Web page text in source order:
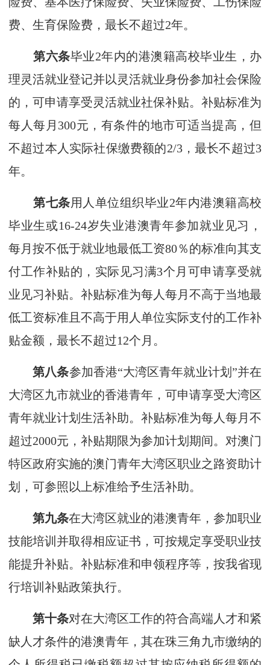
费、生育保险费，最长不超过2年。
第六条毕业2年内的港澳籍高校毕业生，办
理灵活就业登记并以灵活就业身份参加社会保险
的，可申请享受灵活就业社保补贴。补贴标准为
每人每月300元，有条件的地市可适当提高，但
不超过本人实际社保缴费额的2/3，最长不超过3
年。
第七条用人单位组织毕业2年内港澳籍高校
毕业生或16-24岁失业港澳青年参加就业见习，
每月按不低于就业地最低工资80％的标准向其支
付工作补贴的，实际见习满3个月可申请享受就
业见习补贴。补贴标准为每人每月不高于当地最
低工资标准且不高于用人单位实际支付的工作补
贴金额，最长不超过12个月。
第八条参加香港“大湾区青年就业计划”并在
大湾区九市就业的香港青年，可申请享受大湾区
青年就业计划生活补助。补贴标准为每人每月不
超过2000元，补贴期限为参加计划期间。对澳门
特区政府实施的澳门青年大湾区职业之路资助计
划，可参照以上标准给予生活补助。
第九条在大湾区就业的港澳青年，参加职业
技能培训并取得相应证书，可按规定享受职业技
能提升补贴。补贴标准和申领程序等，按我省现
行培训补贴政策执行。
第十条对在大湾区工作的符合高端人才和紧
缺人才条件的港澳青年，其在珠三角九市缴纳的